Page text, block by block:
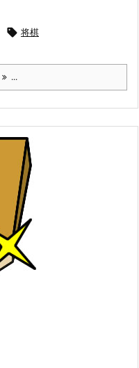
 将棋
...